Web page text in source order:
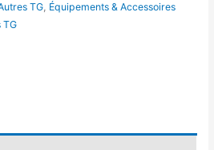
TG, Équipements & Accessoires
TG